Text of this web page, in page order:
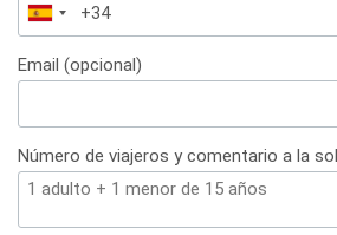
España
+34
Email (opcional)
Número de viajeros y comentario a la